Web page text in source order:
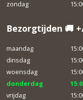
zondag
Bezorgtijden 🚚
maandag
dinsdag
woensdag
donderdag
vrijdag